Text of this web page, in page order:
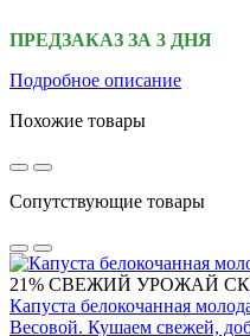
ПРЕДЗАКАЗ ЗА 3 ДНЯ
Подробное описание
Похожие товары
Сопутствующие товары
21% СВЕЖИЙ УРОЖАЙ
Капуста белокочанная
Весовой. Кушаем свежей,